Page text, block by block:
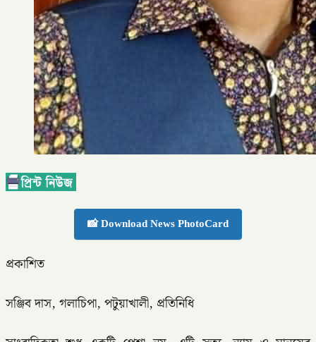
📸 Download News PhotoCard
প্রকাশিত
সঞ্জিব দাস, গলাচিপা, পটুয়াখালী, প্রতিনিধি